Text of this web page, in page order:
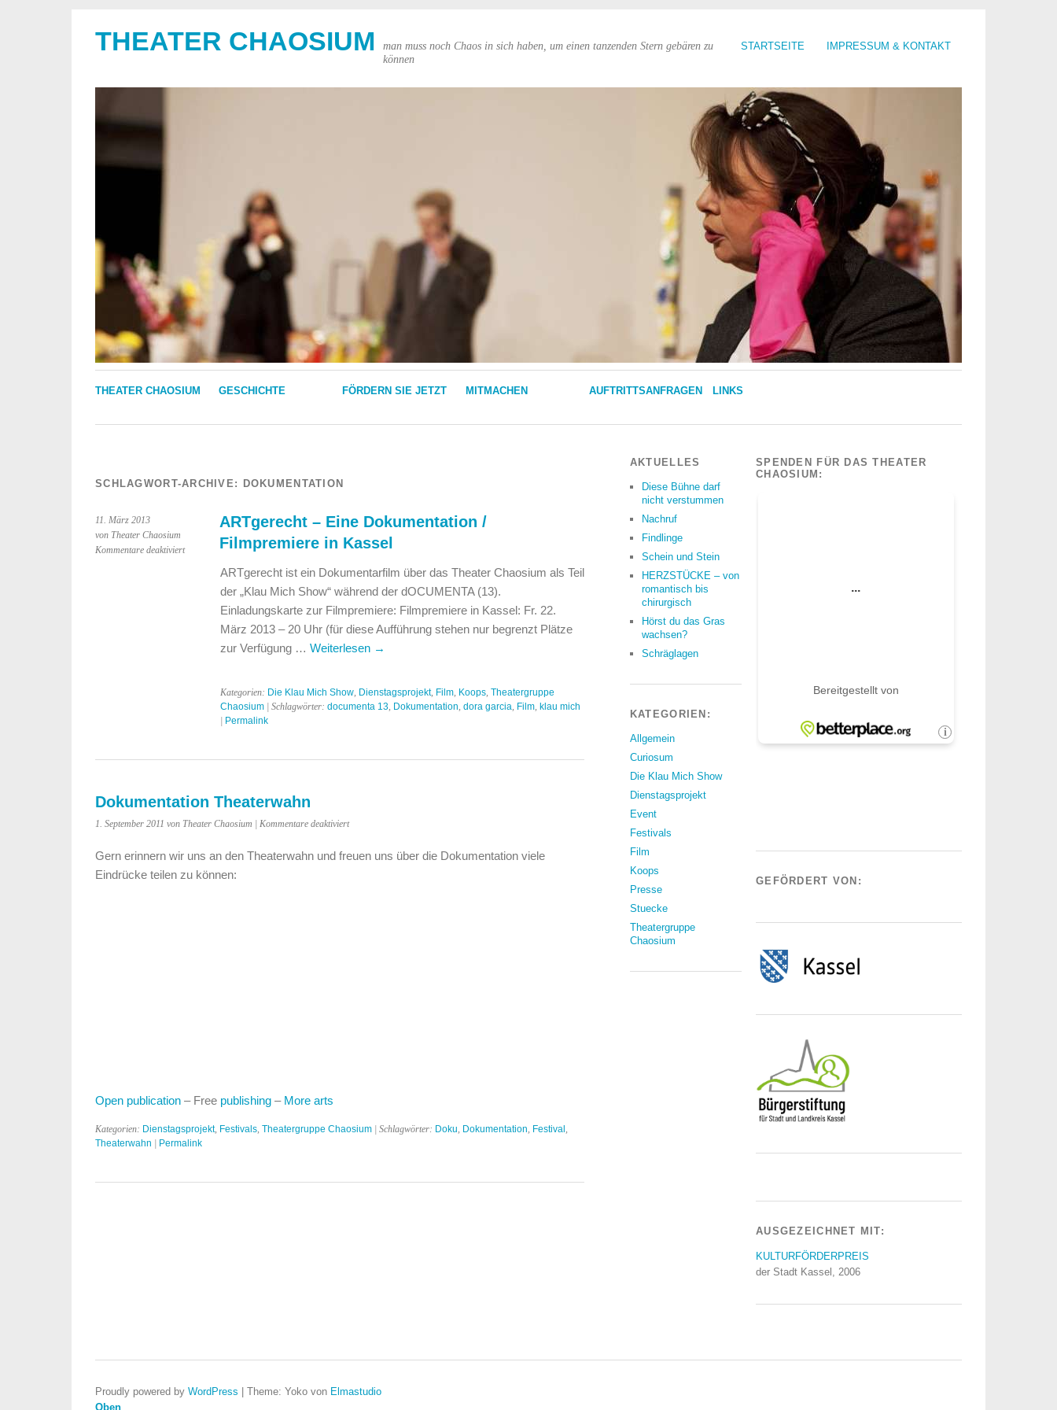
STARTSEITE IMPRESSUM & KONTAKT
THEATER CHAOSIUM
man muss noch Chaos in sich haben, um einen tanzenden Stern gebären zu
können
THEATER CHAOSIUM GESCHICHTE FÖRDERN SIE JETZT MITMACHEN AUFTRITTSANFRAGEN LINKS
SCHLAGWORT-ARCHIVE: DOKUMENTATION
11. März 2013
von Theater Chaosium
Kommentare deaktiviertfür
Dokumentation
ARTgerecht – Eine Dokumentation /
Filmpremiere in Kassel
ARTgerecht ist ein Dokumentarfilm über das Theater Chaosium als Teil
der „Klau Mich Show“ während der dOCUMENTA (13).
Einladungskarte zur Filmpremiere: Filmpremiere in Kassel: Fr. 22.
März 2013 – 20 Uhr (für diese Aufführung stehen nur begrenzt Plätze
zur Verfügung … Weiterlesen →
Kategorien: Die Klau Mich Show, Dienstagsprojekt, Film, Koops, Theatergruppe
Chaosium| Schlagwörter: documenta 13, Dokumentation, dora garcia, Film, klau mich
Permalink
Dokumentation Theaterwahn
1. September 2011 von Theater Chaosium | Kommentare deaktiviertfür
Theaterwahn
Gern erinnern wir uns an den Theaterwahn und freuen uns über die Dokumentation viele
Eindrücke teilen zu können:
Open publication – Free publishing – More arts
Kategorien: Dienstagsprojekt, Festivals, Theatergruppe Chaosium | Schlagwörter: Doku, Dokumentation, Festival ,
Theaterwahn
Permalink
AKTUELLES
Diese Bühne darf
nicht verstummen
Nachruf
Findlinge
Schein und Stein
HERZSTÜCKE – von
romantisch bis
chirurgisch
Hörst du das Gras
wachsen?
Schräglagen
KATEGORIEN:
Allgemein
Curiosum
Die Klau Mich Show
Dienstagsprojekt
Event
Festivals
Film
Koops
Presse
Stuecke
Theatergruppe
Chaosium
SPENDEN FÜR DAS THEATER
CHAOSIUM:
GEFÖRDERT VON:
AUSGEZEICHNET MIT:
KULTURFÖRDERPREIS
der Stadt Kassel, 2006
Proudly powered by WordPress Theme: Yoko von Elmastudio
Oben